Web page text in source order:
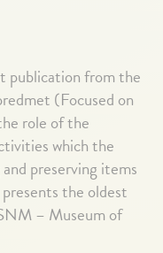
publication from the
(Focused on
role of the
which the
preserving items
the oldest
– Museum of